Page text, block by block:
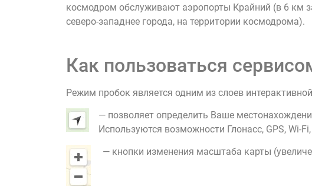
космодром обслуживают аэропорты Крайний (в 6 км
северо-западнее города, на территории космодрома).
Как пользоваться
Режим пробок является одним из слоев
— позволяет определить Ваше
Используются возможности Глонасс, GPS, Wi-
— кнопки изменения масштаба карты